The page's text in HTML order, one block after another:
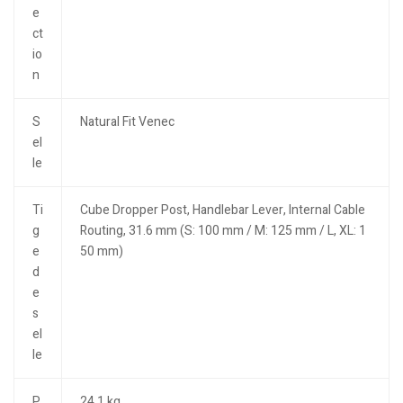
e
ct
io
n
S
el
le
Natural Fit Venec
Ti
g
e
d
e
s
el
le
Cube Dropper Post, Handlebar Lever, Internal Cable
Routing, 31.6 mm (S: 100 mm / M: 125 mm / L, XL: 1
50 mm)